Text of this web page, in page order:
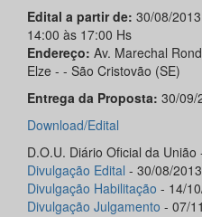
Edital a partir de: 30/08/
14:00 às 17:00 Hs
Endereço: Av. Marechal
Elze - - São Cristovão (SE)
Entrega da Proposta: 30/09/
Download/Edital
D.O.U. Diário Oficial da União
Divulgação Edital - 30/08/2013
Divulgação Habilitação - 14/
Divulgação Julgamento - 07/